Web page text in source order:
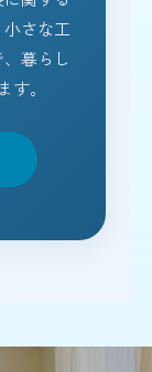
さな工
暮らし
。